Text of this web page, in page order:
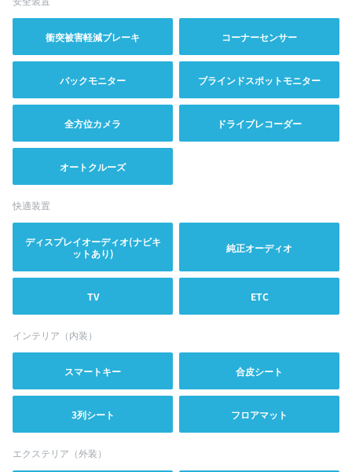
衝突被害軽減ブレーキ コーナーセンサー
バックモニター ブラインドスポットモニター
全方位カメラ ドライブレコーダー
オートクルーズ
快適装置
ディスプレイオーディオ(ナビキ
ットあり)
純正オーディオ
TV ETC
インテリア（内装）
スマートキー 合皮シート
3列シート フロアマット
エクステリア（外装）